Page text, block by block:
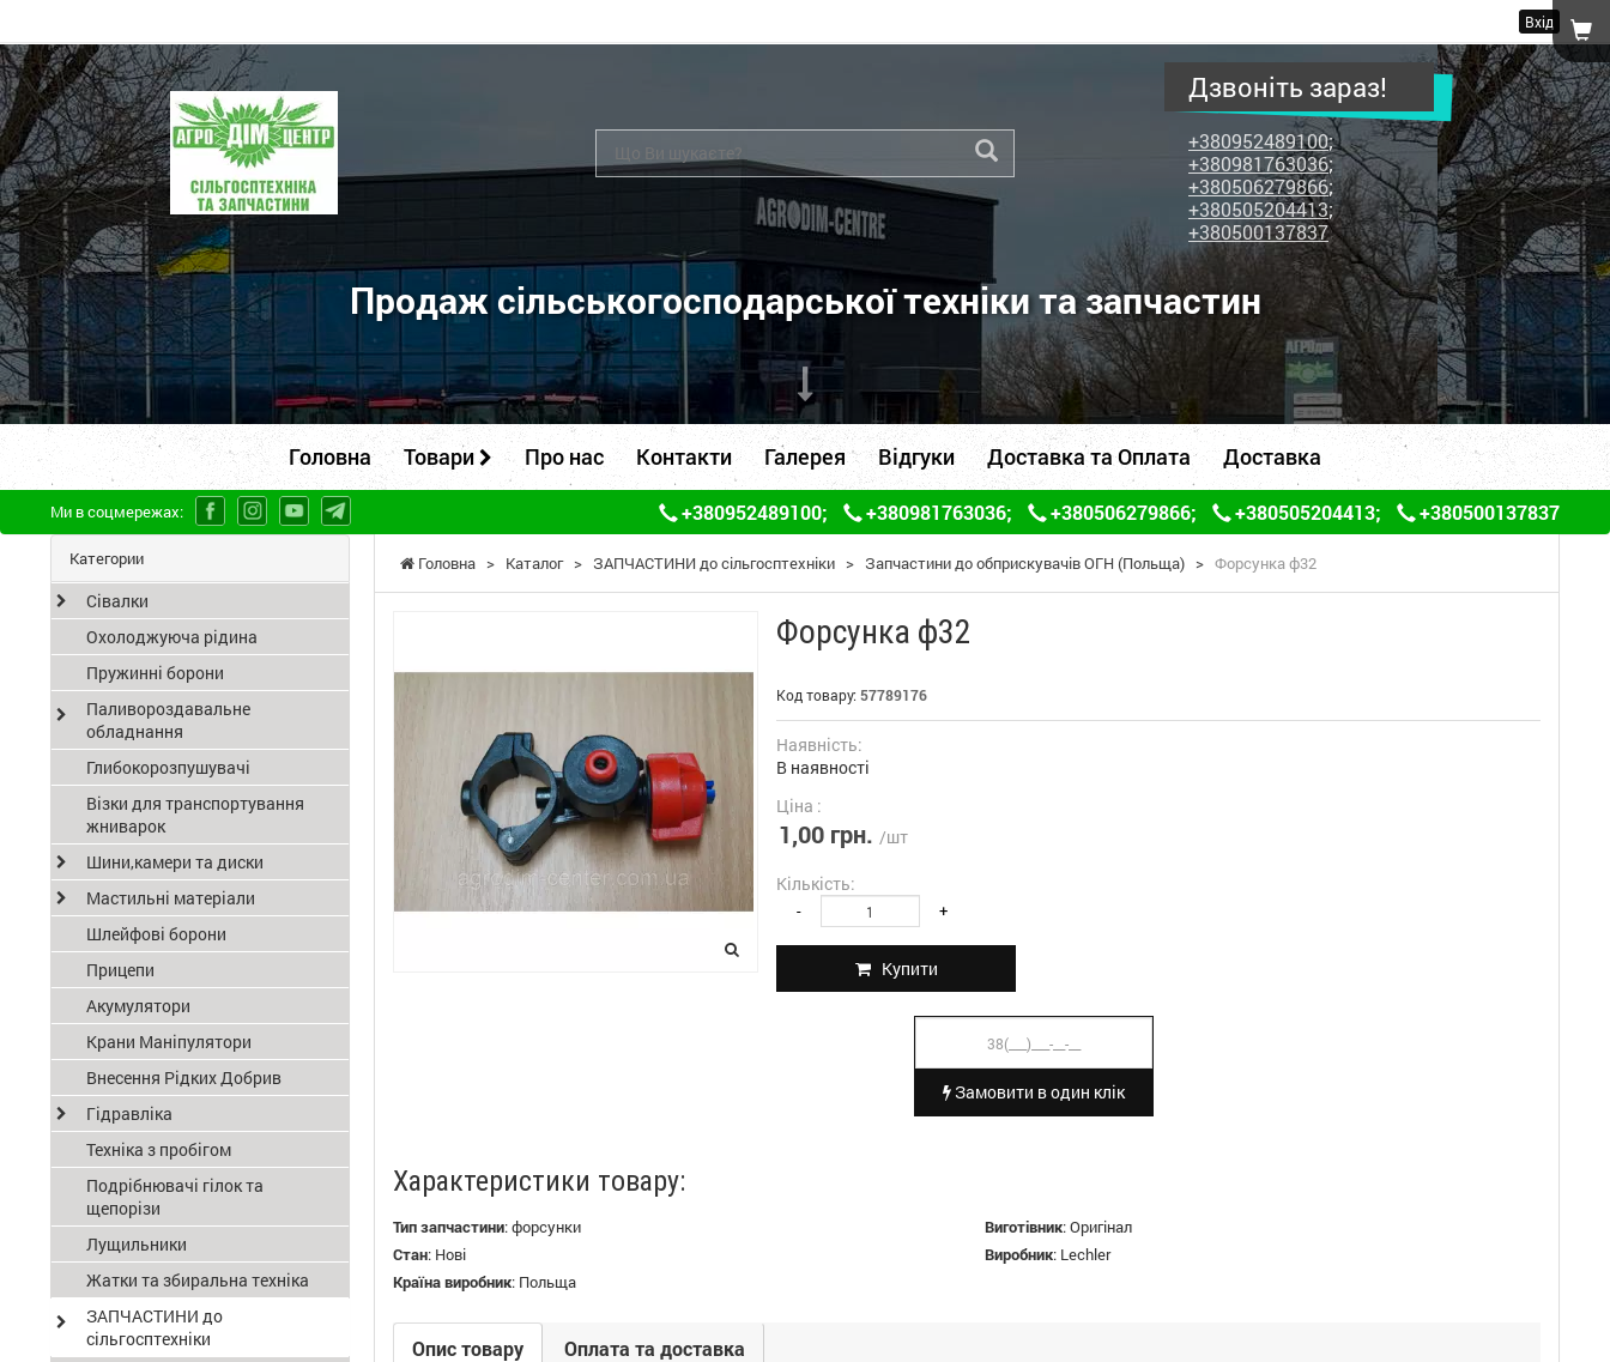
Вхід
ПП
"Агродім-
центр"
-
продаж
сільськогосподарської
техніки
та
запчастин
Дзвоніть зараз!
+380952489100;
+380981763036;
+380506279866;
+380505204413;
+380500137837
Продаж сільськогосподарської техніки та запчастин
Головна Товари Про нас Контакти Галерея Відгуки Доставка та Оплата Доставка
Ми в соцмережах: +380952489100; +380981763036; +380506279866; +380505204413; +380500137837
Головна > Каталог > ЗАПЧАСТИНИ до сільгосптехніки > Запчастини до обприскувачів ОГН (Польща) > Форсунка ф32
Форсунка ф32
Код товару: 57789176
Наявність:
В наявності
Ціна :
1,00 грн. /шт
Кількість:
- +
Купити
Замовити в один клік
Характеристики товару:
Тип запчастини:форсунки Виготівник:Оригінал
Стан: Нові Виробник: Lechler
Країна виробник: Польща
Опис товару Оплата та доставка
Категории
Сівалки
Охолоджуюча рідина
Пружинні борони
Паливороздавальне
обладнання
Глибокорозпушувачі
Візки для транспортування
жниварок
Шини,камери та диски
Мастильні матеріали
Шлейфові борони
Прицепи
Акумулятори
Крани Маніпулятори
Внесення Рідких Добрив
Гідравліка
Техніка з пробігом
Подрібнювачі гілок та
щепорізи
Лущильники
Жатки та збиральна техніка
ЗАПЧАСТИНИ до
сільгосптехніки